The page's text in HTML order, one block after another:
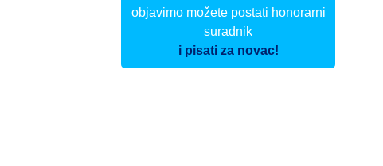
objavimo možete postati honorarni
suradnik
i pisati za novac!